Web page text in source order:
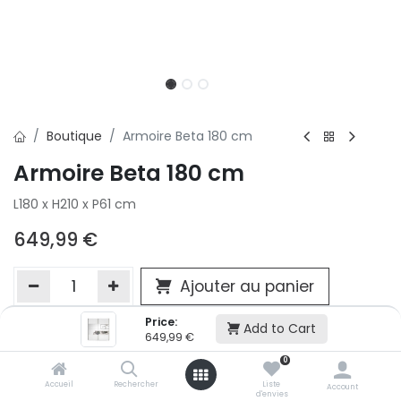
Price:
649,99 € Add to Cart
Accueil Rechercher
0
Liste
d'envies
Account
Boutique Armoire Beta 180 cm
Armoire Beta 180 cm
L180 x H210 x P61 cm
649,99 €
Ajouter au panier
Ajouter à la liste d'envie
Si vous ne pouvez pas ajouter cet article dans votre panier
victime de son succès et momentanément indisponible.